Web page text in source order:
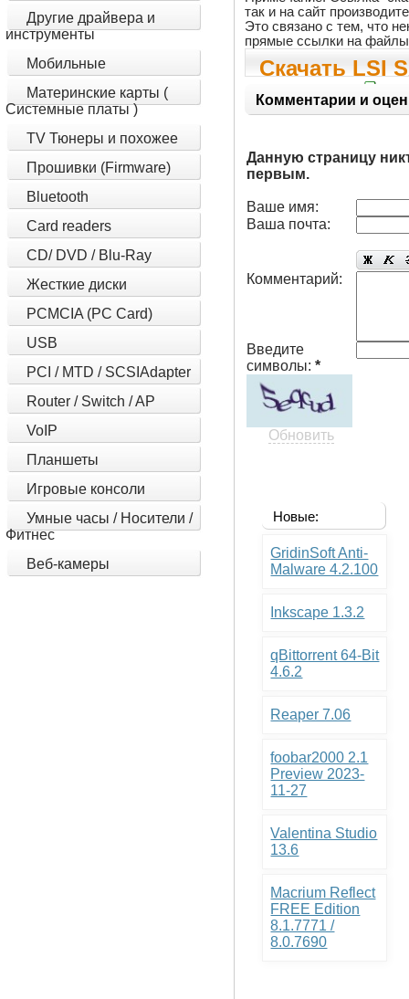
Другие драйвера и
инструменты
Мобильные
Материнские карты (
Системные платы )
TV Тюнеры и похожее
Прошивки (Firmware)
Bluetooth
Card readers
CD/ DVD / Blu-Ray
Жесткие диски
PCMCIA (PC Card)
USB
PCI / MTD / SCSIAdapter
Router / Switch / AP
VoIP
Планшеты
Игровые консоли
Умные часы / Носители /
Фитнес
Веб-камеры
так и на сайт
Это связано с тем, что
прямые ссылки на
Скачать LSI
2.20.0.32
Комментарии и
Данную страницу
первым.
Ваше имя:
Ваша почта:
Комментарий:
Введите
символы:*
Обновить
Новые:
GridinSoft Anti-
Malware 4.2.100
Inkscape 1.3.2
qBittorrent 64-Bit
4.6.2
Reaper 7.06
foobar2000 2.1
Preview 2023-
11-27
Valentina Studio
13.6
Macrium Reflect
FREE Edition
8.1.7771 /
8.0.7690